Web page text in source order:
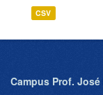
CSV
Campus Prof.